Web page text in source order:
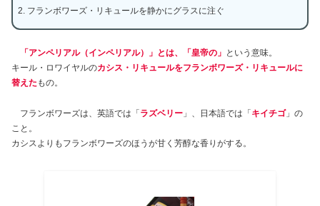
フランボワーズ・リキュールを静かにグラスに注ぐ
「アンペリアル（インペリアル）」とは、「皇帝の」 という意味。
キール・ロワイヤルのカシス・リキュールをフランボワーズ・リキュールに
替えた もの。
フランボワーズは、英語では「ラズベリー 」、日本語では「キイチゴ」の
こと。
カシスよりもフランボワーズのほうが甘く芳醇な香りがする。